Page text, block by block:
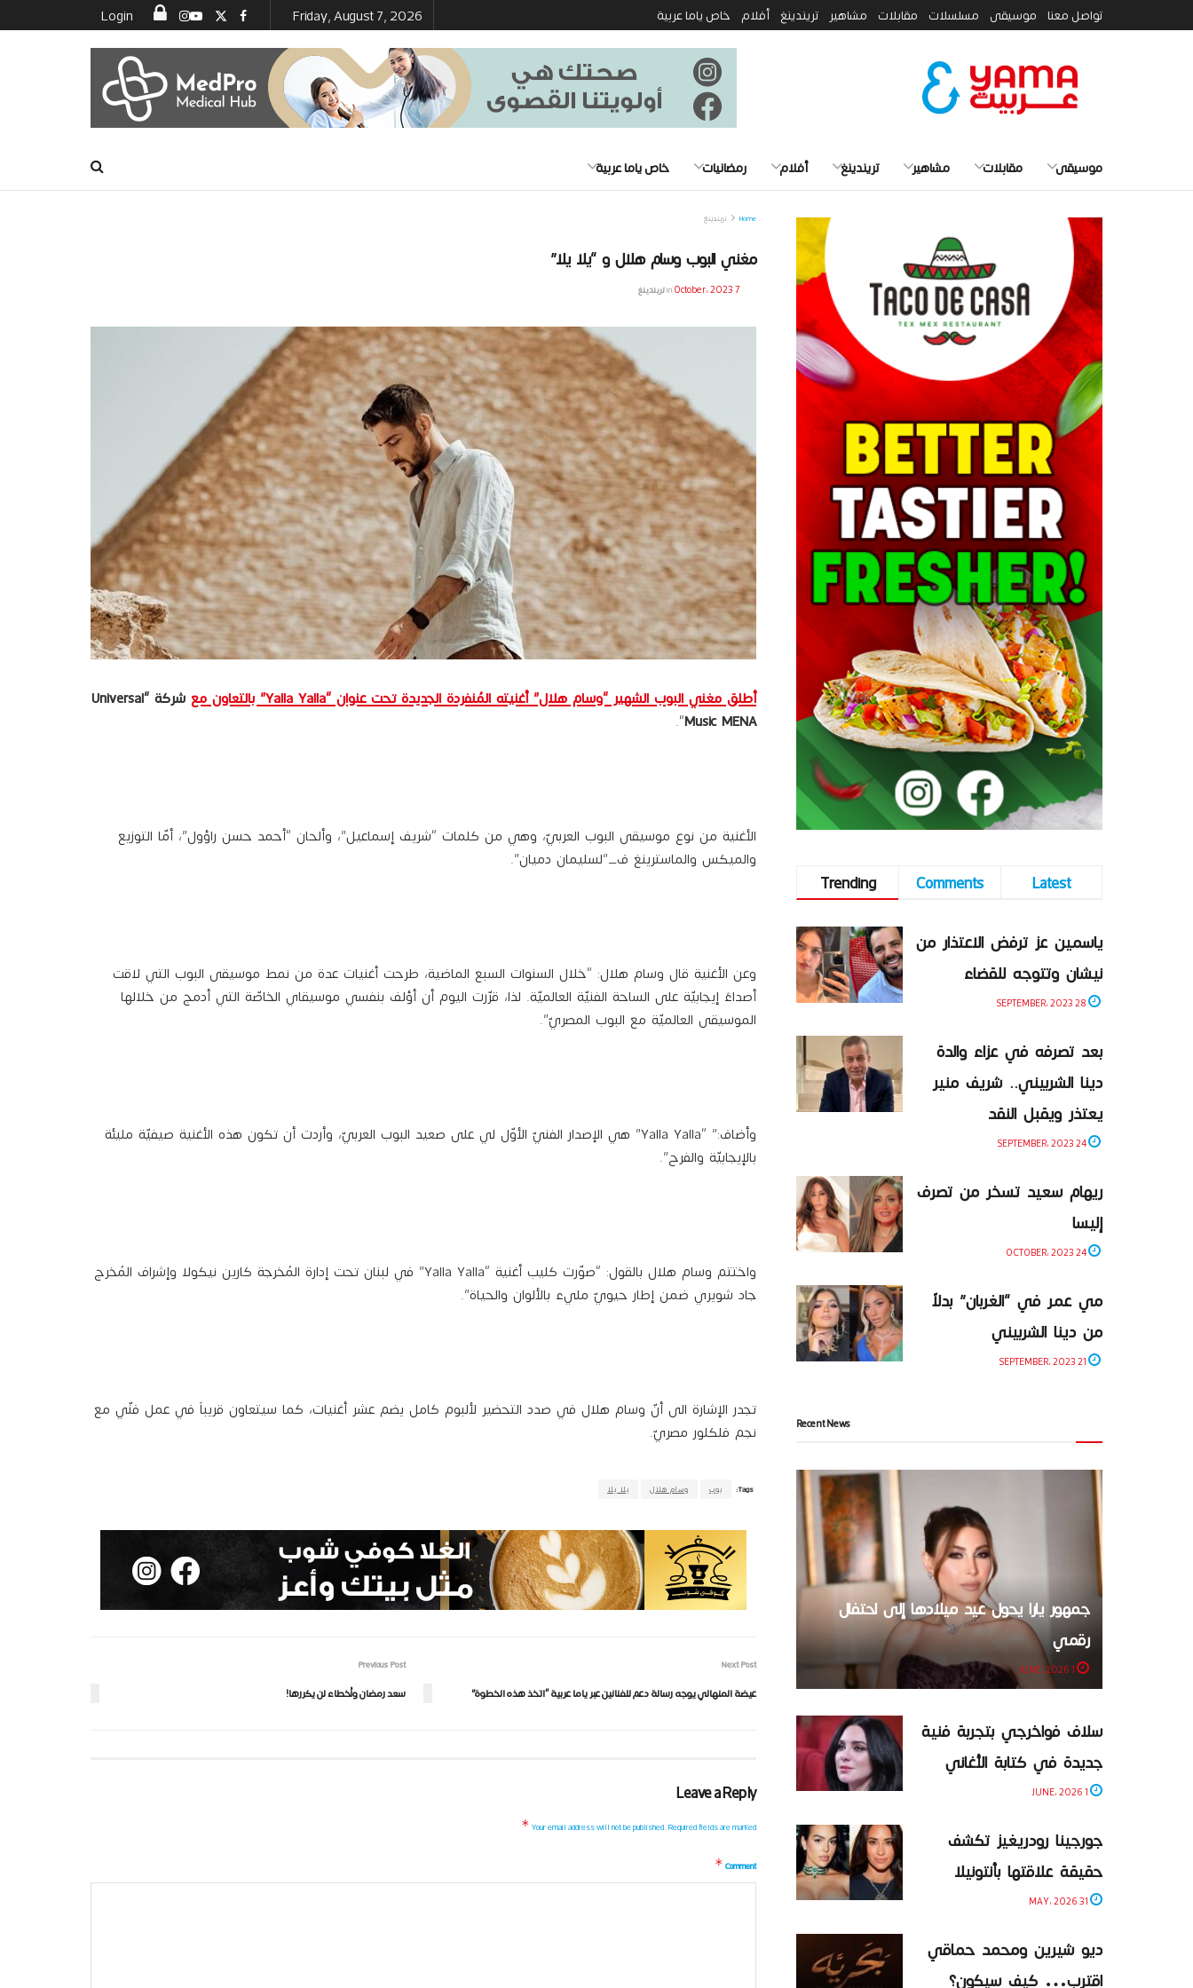
خاص ياما عربية أفلام تريندينغ مشاهير مقابلات مسلسلات موسيقى تواصل معنا Friday, August 7, 2026
خاص ياما عربية رمضانيات أفلام تريندينغ مشاهير مقابلات موسيقى
Home تريندينغ
مغني البوب وسام هلال و “يلا يلا”
7 October، 2023 inتريندينغ
أطلق مغني البوب الشهير “وسام هلال” أغنيته المُنفردة الجديدة تحت عنوان “Yalla Yalla” بالتعاون مع
شركة “Universal
Music MENA
“.
الأغنية من نوع موسيقى البوب العربيّ، وهي من كلمات “شريف إسماعيل”، وألحان “أحمد حسن راؤول”، أمّا التوزيع
والميكس والماسترينغ ف_”لسليمان دميان”.
وعن الأغنية قال وسام هلال: “خلال السنوات السبع الماضية، طرحت أغنيات عدة من نمط موسيقى البوب التي لاقت
أصداءً إيجابيّة على الساحة الفنيّة العالميّة. لذا، قرّرت اليوم أن أؤلف بنفسي موسيقاي الخاصّة التي أدمج من خلالها
الموسيقى العالميّة مع البوب المصريّ”.
وأضاف:” “Yalla Yalla” هي الإصدار الفنيّ الأوّل لي على صعيد البوب العربيّ، وأردت أن تكون هذه الأغنية صيفيّة مليئة
بالإيجابيّة والفرح”.
واختتم وسام هلال بالقول: “صوّرت كليب أغنية “Yalla Yalla” في لبنان تحت إدارة المُخرجة كارين نيكولا وإشراف المُخرج
جاد شويري ضمن إطار حيويّ مليء بالألوان والحياة”.
تجدر الإشارة الى أنّ وسام هلال في صدد التحضير لألبوم كامل يضم عشر أغنيات، كما سيتعاون قريباً في عمل فنّي مع
نجم فلكلور مصريّ.
Tags: بوب وسام هلال يلا يلا
Previous Post
سعد رمضان وأخطاء لن يكررها!
Next Post
عيضة المنهالي يوجه رسالة دعم للفنانين عبر ياما عربية “اتخذ هذه الخطوة”
Leave a Reply
Your email address will not be published.Required fields are marked
*
Comment
*
Trending Comments Latest
ياسمين عز ترفض الاعتذار من
نيشان وتتوجه للقضاء
بعد تصرفه في عزاء والدة
دينا الشربيني.. شريف منير
يعتذر ويقبل النقد
ريهام سعيد تسخر من تصرف
إليسا
مي عمر في “الغربان” بدلاً
من دينا الشربيني
Recent News
جمهور يارا يحول عيد ميلادها إلى احتفال
رقمي
سلاف فواخرجي بتجربة فنية
جديدة في كتابة الأغاني
جورجينا رودريغيز تكشف
حقيقة علاقتها بأنتونيلا
ديو شيرين ومحمد حماقي
اقترب… كيف سيكون؟